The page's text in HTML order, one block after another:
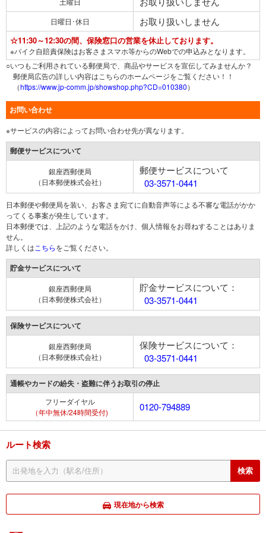
日曜日･休日 お取り扱いしません
☆11:30～12:30の間、保険窓口の営業を休止しております。
※バイク自賠責保険はお客さまスマホ等からのWebでの申込みとなります。
○いつもご利用されている郵便局で、商品やサービスを宣伝してみませんか？
郵便局広告の詳しい内容はこちらのホームページをご覧ください！！
（https://www.jp-comm.jp/showshop.php?CD=010380）
お問い合わせ
※サービスの内容によってお問い合わせ先が異なります。
郵便サービスについて
銀座西郵便局
（日本郵便株式会社）
郵便サービスについて
03-3571-0441
日本郵便や郵便局を装い、お客さま宛てに自動音声等による不審な電話がかか
ってくる事案が発生しています。
日本郵便では、上記のような電話をかけ、個人情報をお尋ねすることはありま
せん。
詳しくは こちらをご覧ください。
貯金サービスについて
銀座西郵便局
（日本郵便株式会社）
貯金サービスについて：
03-3571-0441
保険サービスについて
銀座西郵便局
（日本郵便株式会社）
保険サービスについて：
03-3571-0441
通帳やカードの紛失・盗難に伴うお取引の停止
フリーダイヤル
（年中無休/24時間受付)
0120-794889
ルート検索
現在地から検索